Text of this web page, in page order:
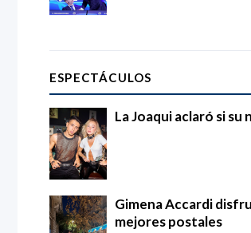
ESPECTÁCULOS
La Joaqui aclaró si su
Gimena Accardi
mejores postales